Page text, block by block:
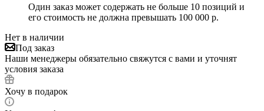
Один заказ может содержать не больше 10 позиций и
его стоимость не должна превышать 100 000 р.
Нет в наличии
Под заказ
Наши менеджеры обязательно свяжутся с вами и уточнят
условия заказа
Хочу в подарок